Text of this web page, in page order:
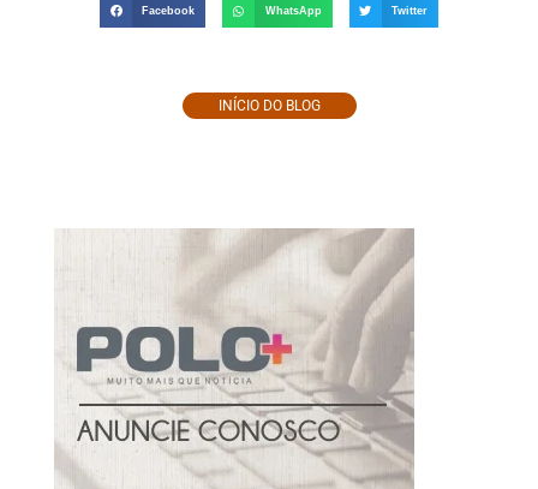
Facebook WhatsApp Twitter
INÍCIO DO BLOG